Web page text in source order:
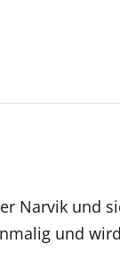
Narvik und
und